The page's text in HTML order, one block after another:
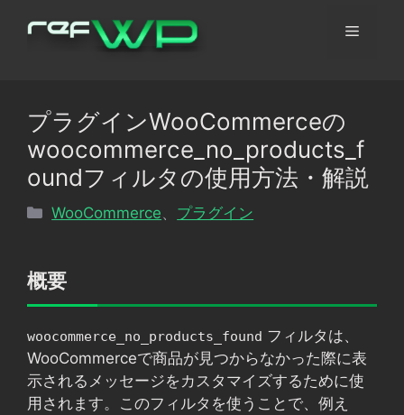
メ
ュ
ー
プラグインWooCommerceの
woocommerce_no_products_f
oundフィルタの使用方法・解説
カ
リ
WooCommerce プラグイン
概要
woocommerce_no_products_found フィルタは、
WooCommerceで商品が見つからなかった際に表
示されるメッセージをカスタマイズするために使
用されます。このフィルタを使うことで、例え